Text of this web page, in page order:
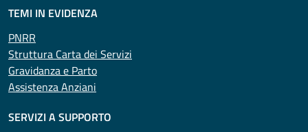
TEMI IN EVIDENZA
PNRR
Struttura Carta dei Servizi
Gravidanza e Parto
Assistenza Anziani
SERVIZI A SUPPORTO